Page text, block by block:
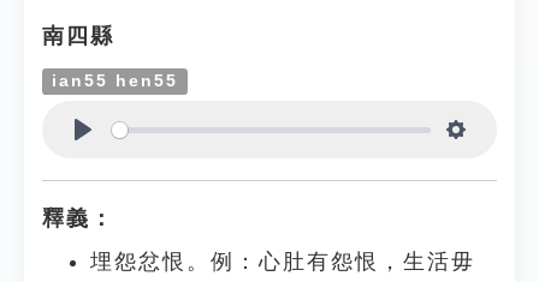
南四縣
ian55 hen55
釋義：
埋怨忿恨。例：心肚有怨恨，生活毋